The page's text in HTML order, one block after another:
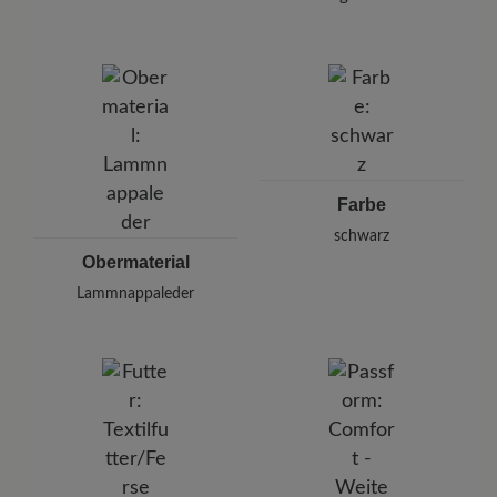
Pleidelsheimer Str. 15/1, 74321 Bietigheim-Bissingen,
E-mail:
kundenbetreuung@baer-schuhe.de
Obermaterial
Lammnappaleder
Farbe
schwarz